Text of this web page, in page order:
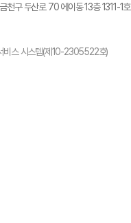
천구 두산로 70 에이동 13층 1311-1호
비스 시스템(제10-2305522호)